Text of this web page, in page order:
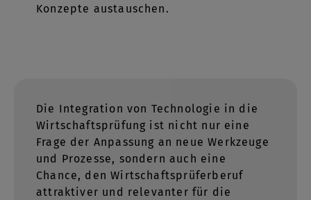
Konzepte austauschen.
Die Integration von Technologie in die
Wirtschaftsprüfung ist nicht nur eine
Frage der Anpassung an neue Werkzeuge
und Prozesse, sondern auch eine
Chance, den Wirtschaftsprüferberuf
attraktiver und relevanter für die